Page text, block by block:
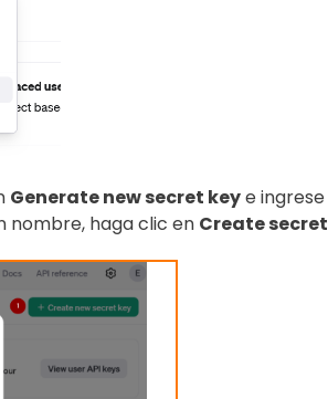
Generate new secret keye
nombre, haga clic en Create